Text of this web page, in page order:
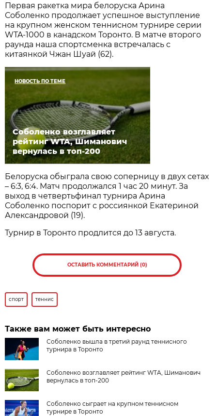
Первая ракетка мира белоруска Арина
Соболенко продолжает успешное выступление
на крупном женском теннисном турнире серии
WTA-1000 в канадском Торонто. В матче второго
раунда наша спортсменка встречалась с
китаянкой Чжан Шуай (62).
НОВОСТЬ ПО ТЕМЕ
Соболенко возглавляет
рейтинг WTA, Шиманович
вернулась в топ-200
Белоруска обыграла свою соперницу в двух сетах
– 6:3, 6:4. Матч продолжался 1 час 20 минут. За
выход в четвертьфинал турнира Арина
Соболенко поспорит с россиянкой Екатериной
Александровой (19).
Турнир в Торонто продлится до 13 августа.
ОСТАВИТЬ КОММЕНТАРИЙ (0)
спорт теннис
Также вам может быть интересно
Соболенко вышла в третий раунд теннисного
турнира в Торонто
Соболенко возглавляет рейтинг WTA, Шиманович
вернулась в топ-200
Соболенко сыграет на крупном теннисном
турнире в Торонто